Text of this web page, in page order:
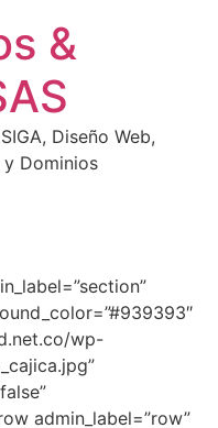
&
Diseño Web,
Dominios
wp-
admin_label=”row”